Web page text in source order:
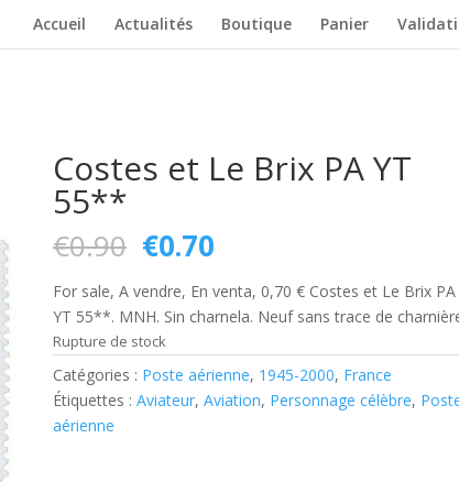
Accueil Actualités Boutique Panier
Costes et Le Brix PA YT
55**
€0.90 Le
prix
initial
était :
€0.90.
€0.70
actuel
est :
€0.70.
For sale, A vendre, En venta, 0,70 € Costes et Le Brix PA
YT 55**. MNH. Sin charnela. Neuf sans trace de
Rupture de stock
Catégories : Poste aérienne, 1945-2000, France
Étiquettes :Aviateur,Aviation, Personnage célèbre,
aérienne